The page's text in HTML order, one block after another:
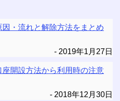
・流れと解除方法をまとめ
2019年1月27日
開設方法から利用時の注意
2018年12月30日